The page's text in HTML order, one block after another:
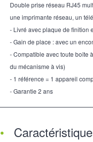
Double prise réseau RJ45
une imprimante réseau, un
- Livré avec plaque de finition
- Gain de place : avec un
- Compatible avec toute boîte
du mécanisme à vis)
- 1 référence = 1 appareil
- Garantie 2 ans